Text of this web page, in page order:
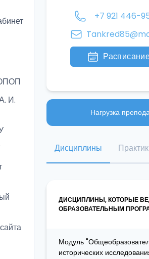
И.
+7 921 446-
Нагрузка
Дисциплины
ДИСЦИПЛИНЫ, КОТОРЫЕ
ОБРАЗОВАТЕЛЬНЫМ
Модуль
исторических